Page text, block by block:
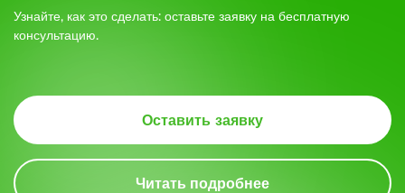
5.
Узнайте, как это сделать: оставьте заявку на бесплатную
консультацию.
Оставить заявку
Читать подробнее